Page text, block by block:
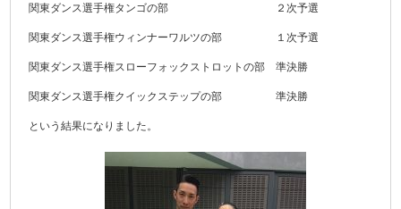
関東ダンス選手権タンゴの部 ２次予選
関東ダンス選手権ウィンナーワルツの部 １次予選
関東ダンス選手権スローフォックストロットの部 準決勝
関東ダンス選手権クイックステップの部 準決勝
という結果になりました。